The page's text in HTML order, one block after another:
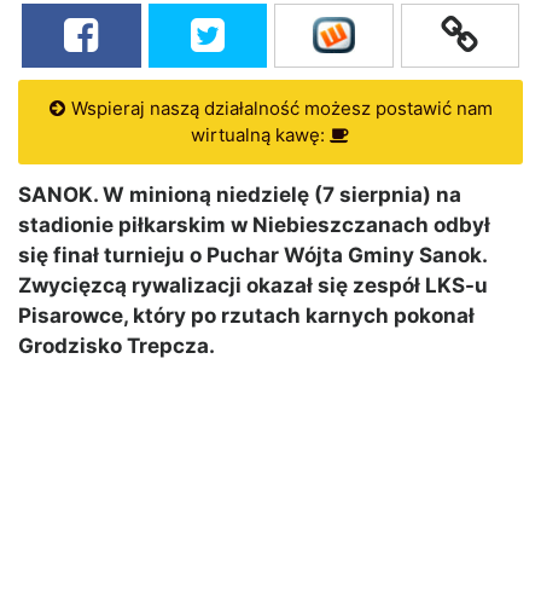
Wspieraj naszą działalność możesz postawić nam
wirtualną kawę:
SANOK. W minioną niedzielę (7 sierpnia) na
stadionie piłkarskim w Niebieszczanach odbył
się finał turnieju o Puchar Wójta Gminy Sanok.
Zwycięzcą rywalizacji okazał się zespół LKS-u
Pisarowce, który po rzutach karnych pokonał
Grodzisko Trepcza.